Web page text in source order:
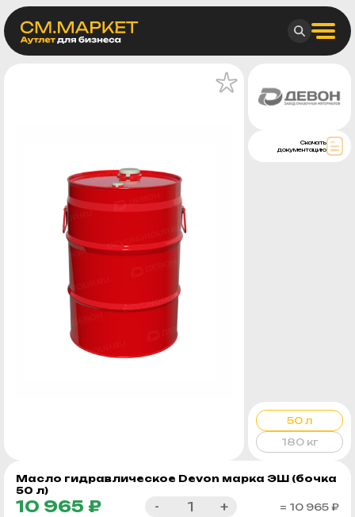
Масло гидравлическое Devon марка ЭШ (бочка
50 л)
10 965 ₽ - +
= 10 965 ₽
Скачать
документацию
50 л
180 кг